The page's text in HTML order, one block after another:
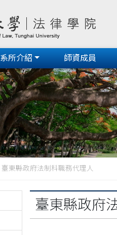
系所介紹 師資成員
臺東縣政府法制科職務代理人
臺東縣政府